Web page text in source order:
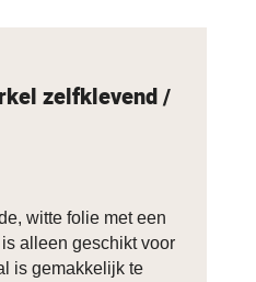
zelfklevend /
witte folie met een
alleen geschikt voor
is gemakkelijk te